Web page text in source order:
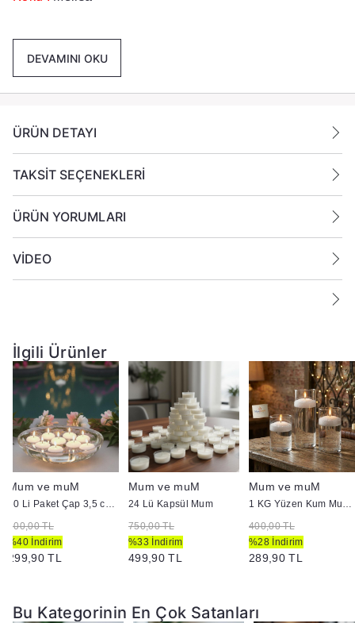
Pkaet İçeriği : 1 Paket içinde 50 Adet Tealight Mum
Yanan bir mumun durumunu belirli aralıklarla kontrol
edin.
DEVAMINI OKU
ÜRÜN DETAYI
TAKSİT SEÇENEKLERİ
ÜRÜN YORUMLARI
VİDEO
İlgili Ürünler
Mum ve muM
50 Li Paket Çap 3,5 cm Beyaz Yüzen Mum
500,00 TL
%40 İndirim
299,90 TL
Mum ve muM
24 Lü Kapsül Mum
750,00 TL
%33 İndirim
499,90 TL
Mum ve muM
1 KG Yüzen Kum Mum ( İnci Tozu Mum )
400,00 TL
%28 İndirim
289,90 TL
Bu Kategorinin En Çok Satanları